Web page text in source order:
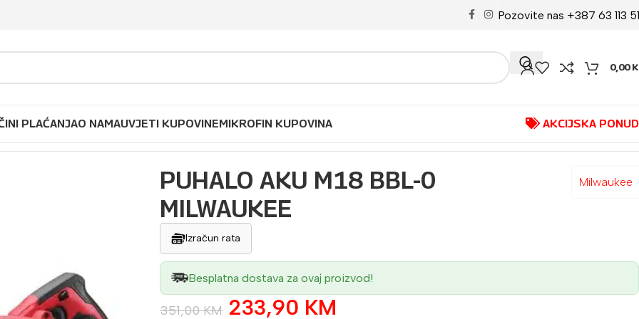
Pozovite nas +387 63 113
0,00
PLAĆANJAO NAMAUVJETI KUPOVINEMIKROFIN KUPOVINA AKCIJSKA
PUHALO AKU M18 BBL-0
MILWAUKEE
Milwaukee
Izračun rata
Besplatna dostava za ovaj proizvod!
351,00KM 233,90 KM